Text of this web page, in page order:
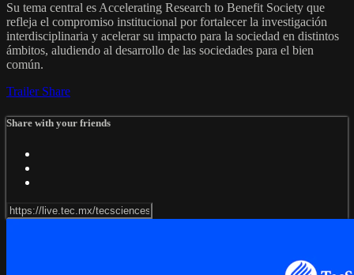
Su tema central es Accelerating Research to Benefit Society que
refleja el compromiso institucional por fortalecer la investigación
interdisciplinaria y acelerar su impacto para la sociedad en distintos
ámbitos, aludiendo al desarrollo de las sociedades para el bien
común.
Trailer Share
Share with your friends